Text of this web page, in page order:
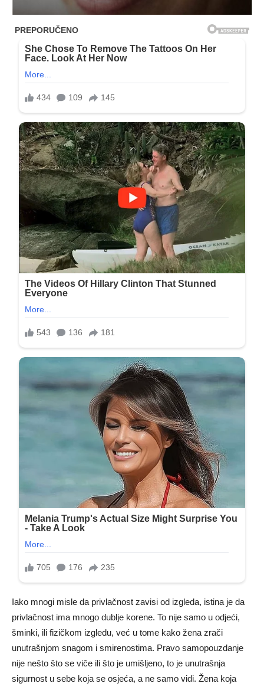
Iako mnogi misle da privlačnost zavisi od izgleda, istina je da
privlačnost ima mnogo dublje korene. To nije samo u odjeći,
šminki, ili fizičkom izgledu, već u tome kako žena zrači
unutrašnjom snagom i smirenostima. Pravo samopouzdanje
nije nešto što se viče ili što je umišljeno, to je unutrašnja
sigurnost u sebe koja se osjeća, a ne samo vidi. Žena koja